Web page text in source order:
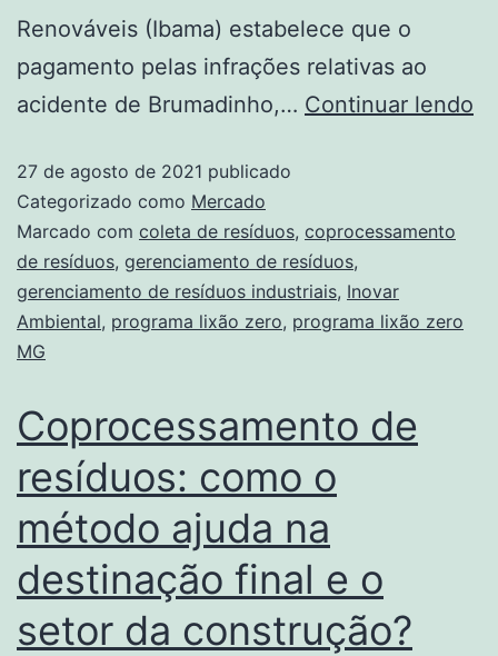
Renováveis (Ibama) estabelece que o
pagamento pelas infrações relativas ao
acidente de Brumadinho,… Continuar lendo
27 de agosto de 2021 publicado
Categorizado como Mercado
Marcado com coleta de resíduos, coprocessamento
de resíduos, gerenciamento de resíduos,
gerenciamento de resíduos industriais, Inovar
Ambiental, programa lixão zero, programa lixão zero
MG
Coprocessamento de
resíduos: como o
método ajuda na
destinação final e o
setor da construção?